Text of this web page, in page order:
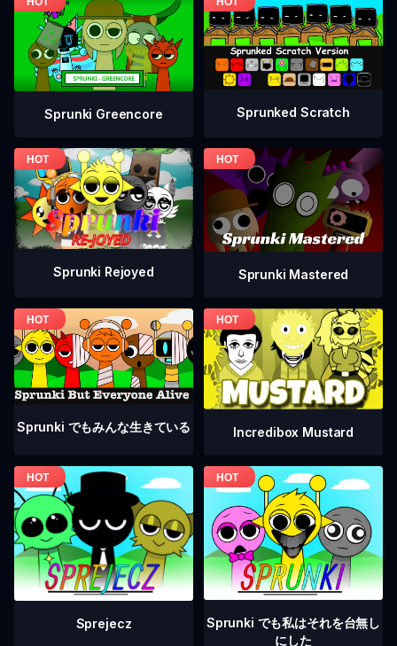
Sprunki Greencore Sprunked Scratch
Sprunki Rejoyed Sprunki Mastered
Sprunki でもみんな生きている Incredibox Mustard
Sprejecz
Sprunki でも私はそれを台無し
にした